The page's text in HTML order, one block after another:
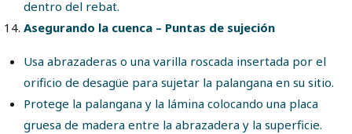
dentro del rebat.
Asegurando la cuenca – Puntas de sujeción
Usa abrazaderas o una varilla roscada insertada por el
orificio de desagüe para sujetar la palangana en su sitio.
Protege la palangana y la lámina colocando una placa
gruesa de madera entre la abrazadera y la superficie.